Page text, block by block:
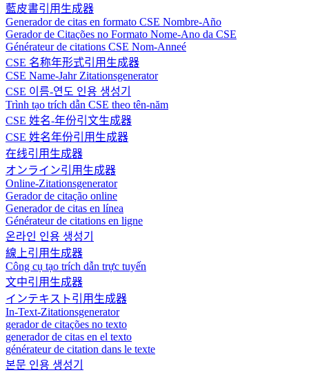
藍皮書引用生成器
Generador de citas en formato CSE Nombre-Año
Gerador de Citações no Formato Nome-Ano da CSE
Générateur de citations CSE Nom-Anneé
CSE 名称年形式引用生成器
CSE Name-Jahr Zitationsgenerator
CSE 이름-연도 인용 생성기
Trình tạo trích dẫn CSE theo tên-năm
CSE 姓名-年份引文生成器
CSE 姓名年份引用生成器
在线引用生成器
オンライン引用生成器
Online-Zitationsgenerator
Gerador de citação online
Generador de citas en línea
Générateur de citations en ligne
온라인 인용 생성기
線上引用生成器
Công cụ tạo trích dẫn trực tuyến
文中引用生成器
インテキスト引用生成器
In-Text-Zitationsgenerator
gerador de citações no texto
generador de citas en el texto
générateur de citation dans le texte
본문 인용 생성기